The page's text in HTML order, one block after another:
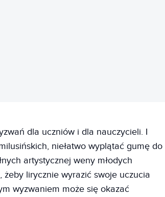
dla uczniów i dla nauczycieli. I
niełatwo wyplątać gumę do
artystycznej weny młodych
żeby lirycznie wyrazić swoje uczucia
wyzwaniem może się okazać